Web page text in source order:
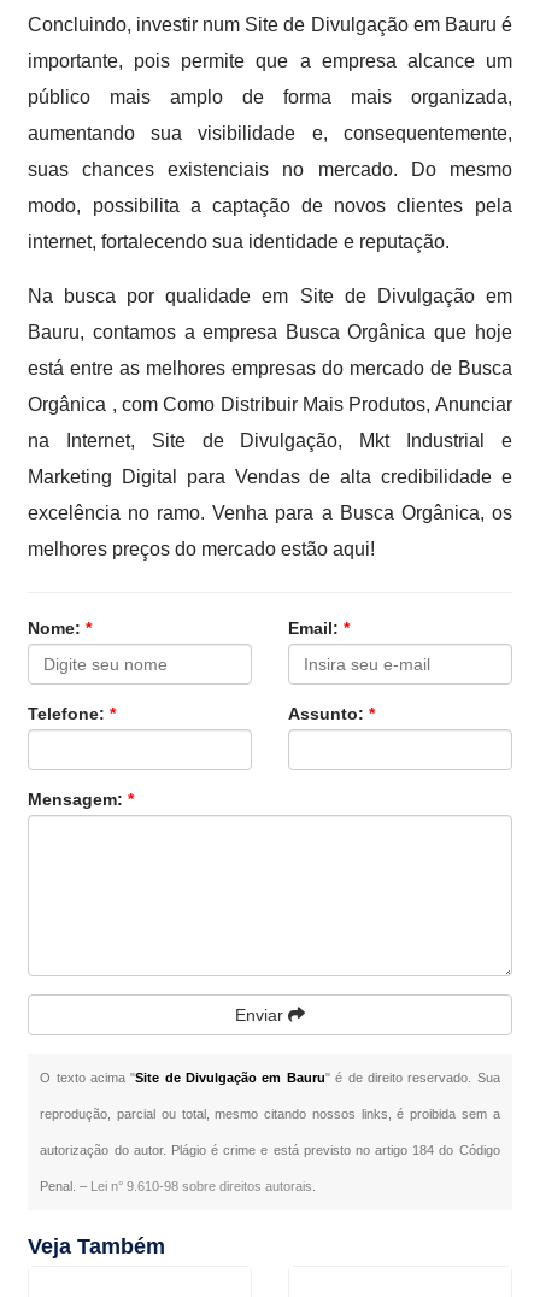
Concluindo, investir num Site de Divulgação em Bauru é
importante, pois permite que a empresa alcance um
público mais amplo de forma mais organizada,
aumentando sua visibilidade e, consequentemente,
suas chances existenciais no mercado. Do mesmo
modo, possibilita a captação de novos clientes pela
internet, fortalecendo sua identidade e reputação.
Na busca por qualidade em Site de Divulgação em
Bauru, contamos a empresa Busca Orgânica que hoje
está entre as melhores empresas do mercado de Busca
Orgânica , com Como Distribuir Mais Produtos, Anunciar
na Internet, Site de Divulgação, Mkt Industrial e
Marketing Digital para Vendas de alta credibilidade e
excelência no ramo. Venha para a Busca Orgânica, os
melhores preços do mercado estão aqui!
Nome:* Email: *
Telefone:* Assunto: *
Mensagem:*
Enviar
O texto acima "Site de Divulgação em Bauru" é de direito reservado. Sua
reprodução, parcial ou total, mesmo citando nossos links, é proibida sem a
autorização do autor. Plágio é crime e está previsto no artigo 184 do Código
Penal. – Lei n° 9.610-98 sobre direitos autorais
Veja Também